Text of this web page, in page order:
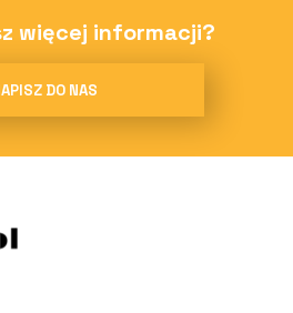
więcej informacji?
DO NAS